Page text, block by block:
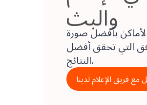
والبث
بأفضل صورة
التي تحقق أفضل
النتائج.
مع فريق الإعلام لدينا